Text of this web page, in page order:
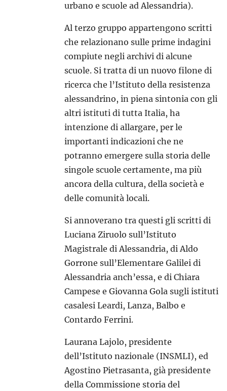
urbano e scuole ad Alessandria).
Al terzo gruppo appartengono scritti
che relazionano sulle prime indagini
compiute negli archivi di alcune
scuole. Si tratta di un nuovo filone di
ricerca che l’Istituto della resistenza
alessandrino, in piena sintonia con gli
altri istituti di tutta Italia, ha
intenzione di allargare, per le
importanti indicazioni che ne
potranno emergere sulla storia delle
singole scuole certamente, ma più
ancora della cultura, della società e
delle comunità locali.
Si annoverano tra questi gli scritti di
Luciana Ziruolo sull’Istituto
Magistrale di Alessandria, di Aldo
Gorrone sull’Elementare Galilei di
Alessandria anch’essa, e di Chiara
Campese e Giovanna Gola sugli istituti
casalesi Leardi, Lanza, Balbo e
Contardo Ferrini.
Laurana Lajolo, presidente
dell’Istituto nazionale (INSMLI), ed
Agostino Pietrasanta, già presidente
della Commissione storia del